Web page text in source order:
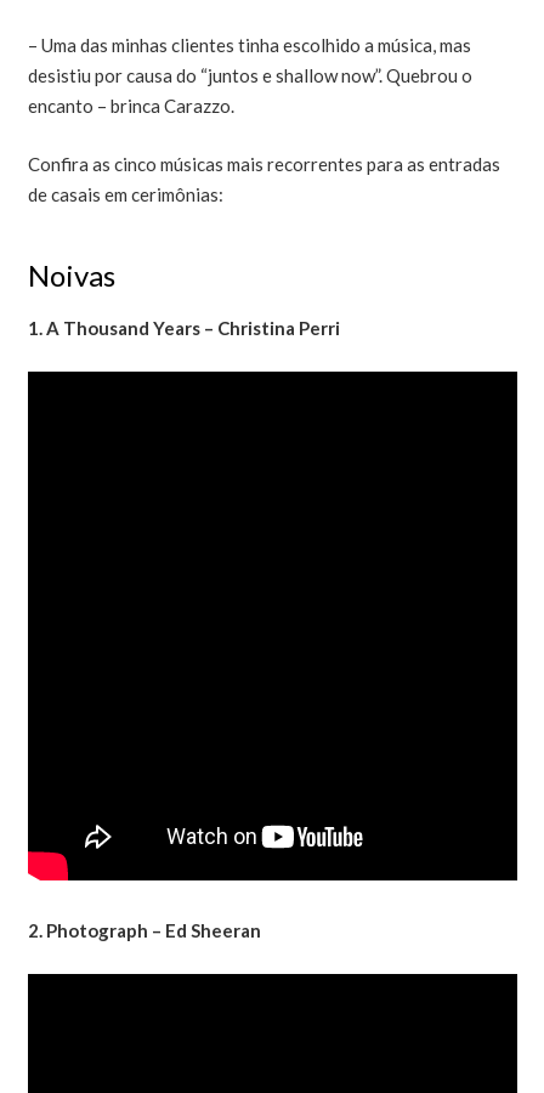
– Uma das minhas clientes tinha escolhido a música, mas
desistiu por causa do “juntos e shallow now”. Quebrou o
encanto – brinca Carazzo.
Confira as cinco músicas mais recorrentes para as entradas
de casais em cerimônias:
Noivas
1. A Thousand Years – Christina Perri
2. Photograph – Ed Sheeran